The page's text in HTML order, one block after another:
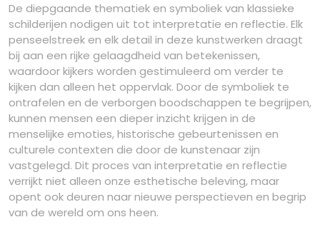
De diepgaande thematiek en symboliek van klassieke
schilderijen nodigen uit tot interpretatie en reflectie. Elk
penseelstreek en elk detail in deze kunstwerken draagt
bij aan een rijke gelaagdheid van betekenissen,
waardoor kijkers worden gestimuleerd om verder te
kijken dan alleen het oppervlak. Door de symboliek te
ontrafelen en de verborgen boodschappen te begrijpen,
kunnen mensen een dieper inzicht krijgen in de
menselijke emoties, historische gebeurtenissen en
culturele contexten die door de kunstenaar zijn
vastgelegd. Dit proces van interpretatie en reflectie
verrijkt niet alleen onze esthetische beleving, maar
opent ook deuren naar nieuwe perspectieven en begrip
van de wereld om ons heen.